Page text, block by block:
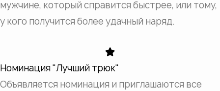
мужчине, который справится быстрее, или тому,
у кого получится более удачный наряд.
Номинация "Лучший трюк"
Объявляется номинация и приглашаются все